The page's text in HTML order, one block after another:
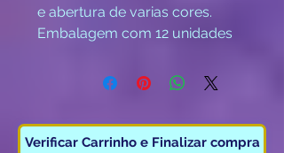
e abertura de varias cores.
Embalagem com 12 unidades
( Maiores de 16 anos )
Verificar Carrinho e Finalizar compra